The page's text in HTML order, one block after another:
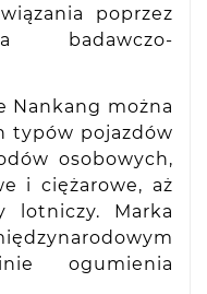
poprzez
badawczo-
Nankang można
typów pojazdów
osobowych,
i ciężarowe, aż
lotniczy. Marka
ogumienia